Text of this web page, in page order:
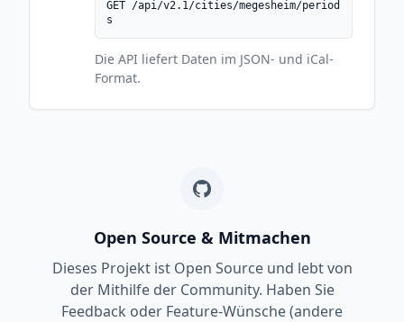
GET /api/v2.1/cities/megesheim/period
s
Die API liefert Daten im JSON- und iCal-
Format.
Open Source & Mitmachen
Dieses Projekt ist Open Source und lebt von
der Mithilfe der Community. Haben Sie
Feedback oder Feature-Wünsche (andere